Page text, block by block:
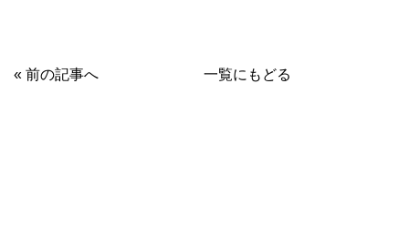
« 前の記事へ 一覧にもどる